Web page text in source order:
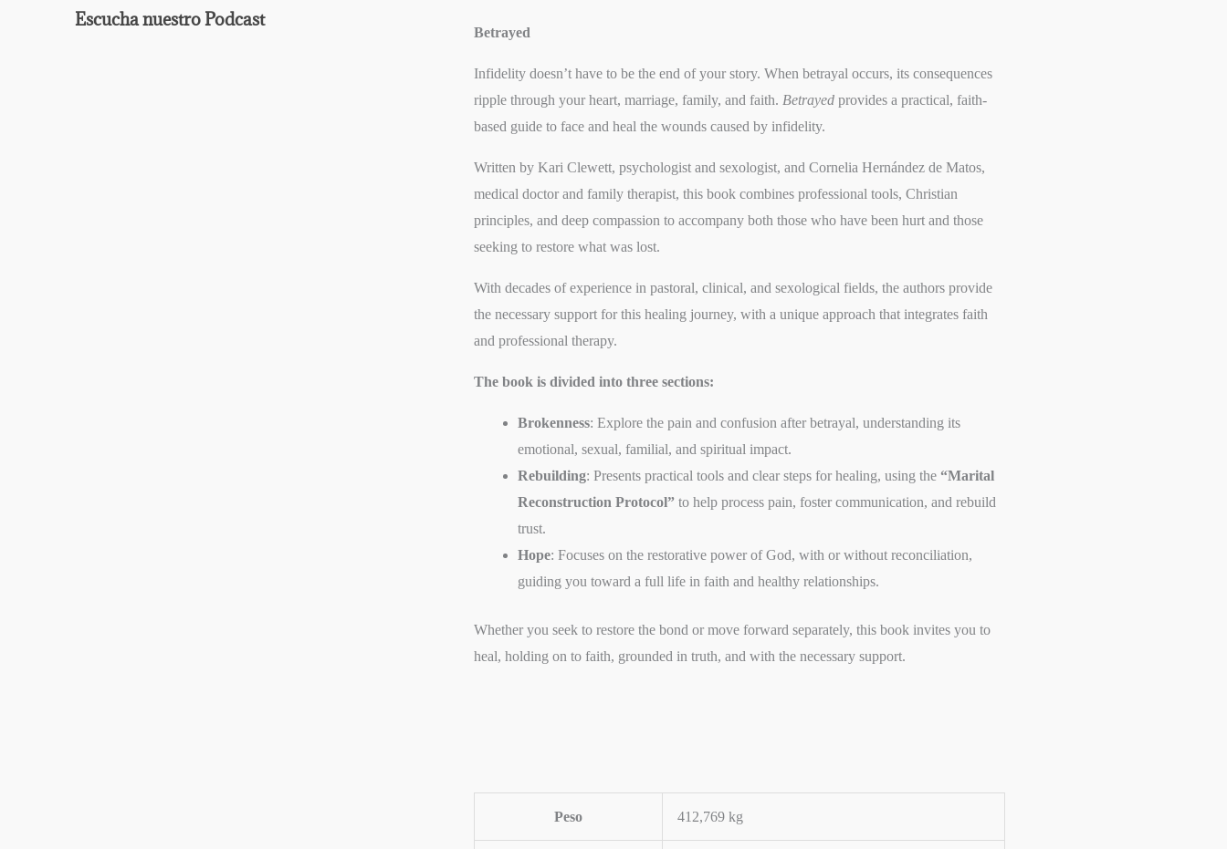
Escucha nuestro Podcast
SIGUIENTE
Betrayed
Infidelity doesn’t have to be the end of your story. When betrayal occurs, its consequences
ripple through your heart, marriage, family, and faith. Betrayed provides a practical, faith-
based guide to face and heal the wounds caused by infidelity.
Written by Kari Clewett, psychologist and sexologist, and Cornelia Hernández de Matos,
medical doctor and family therapist, this book combines professional tools, Christian
principles, and deep compassion to accompany both those who have been hurt and those
seeking to restore what was lost.
With decades of experience in pastoral, clinical, and sexological fields, the authors provide
the necessary support for this healing journey, with a unique approach that integrates faith
and professional therapy.
The book is divided into three sections:
Brokenness: Explore the pain and confusion after betrayal, understanding its
emotional, sexual, familial, and spiritual impact.
Rebuilding: Presents practical tools and clear steps for healing, using the “Marital
Reconstruction Protocol” to help process pain, foster communication, and rebuild
trust.
Hope: Focuses on the restorative power of God, with or without reconciliation,
guiding you toward a full life in faith and healthy relationships.
Whether you seek to restore the bond or move forward separately, this book invites you to
heal, holding on to faith, grounded in truth, and with the necessary support.
Peso 412,769 kg